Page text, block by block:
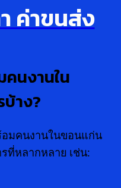
ค่าขนส่ง
นงานใน
บ้าง?
อมคนงานในขอนแก่น
ที่หลากหลาย เช่น: